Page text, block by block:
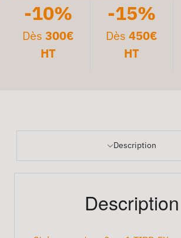
-10%
Dès300€
HT
-15%
Dès 450€
HT
Description
Description